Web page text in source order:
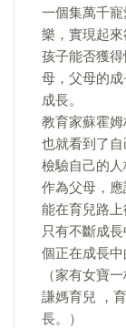
一個集萬千
樂，實現起來
孩子能否獲
母，父母的
成長。
教育家蘇霍
也就看到了
檢驗自己的人
作為父母，
能在育兒路
只有不斷成
個正在成長中
（家有女寶
謙媽育兒 ，
長。）